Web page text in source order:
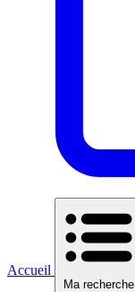
Accueil
Ma recherche